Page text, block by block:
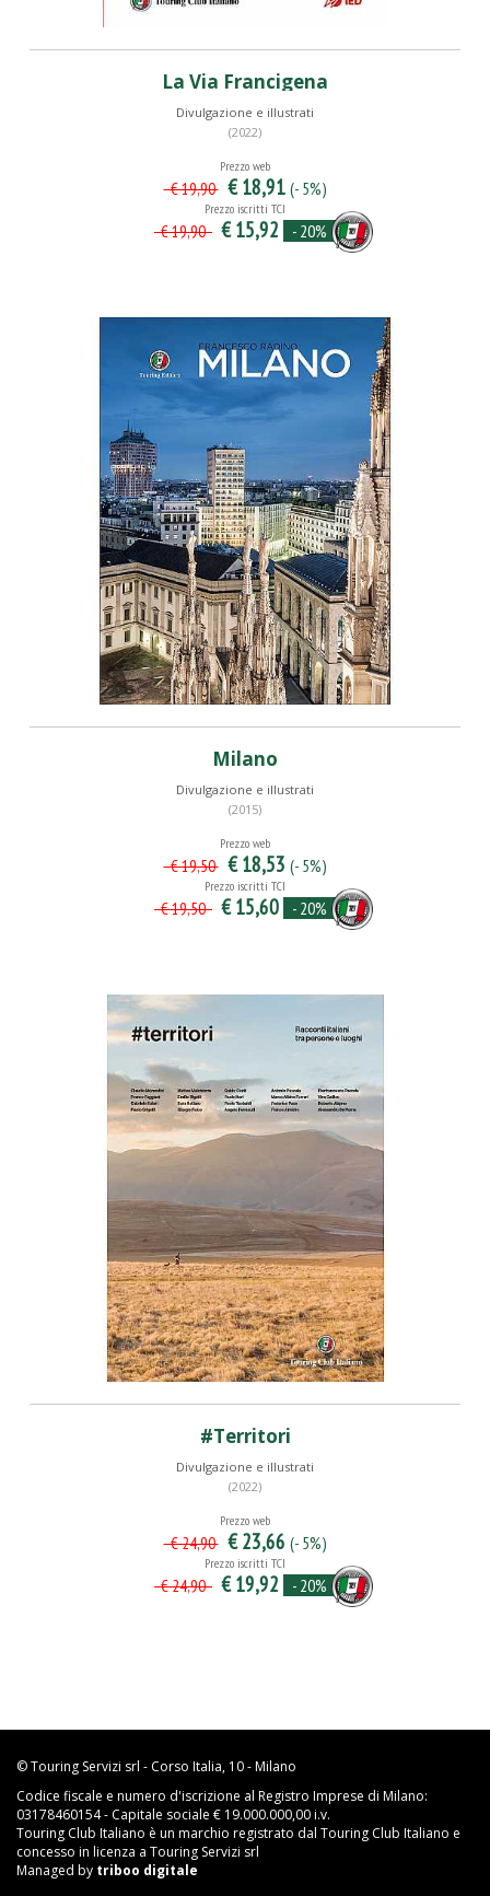
La Via Francigena
Divulgazione e illustrati
(2022)
Prezzo web
€ 19,90 € 18,91 (- 5%)
Prezzo iscritti TCI
€ 19,90 € 15,92 - 20%
Milano
Divulgazione e illustrati
(2015)
Prezzo web
€ 19,50 € 18,53 (- 5%)
Prezzo iscritti TCI
€ 19,50 € 15,60 - 20%
#Territori
Divulgazione e illustrati
(2022)
Prezzo web
€ 24,90 € 23,66 (- 5%)
Prezzo iscritti TCI
€ 24,90 € 19,92 - 20%
© Touring Servizi srl - Corso Italia, 10 - Milano
Codice fiscale e numero d'iscrizione al Registro Imprese di Milano:
03178460154 - Capitale sociale € 19.000.000,00 i.v.
Touring Club Italiano è un marchio registrato dal Touring Club Italiano e
concesso in licenza a Touring Servizi srl
Managed by triboo digitale